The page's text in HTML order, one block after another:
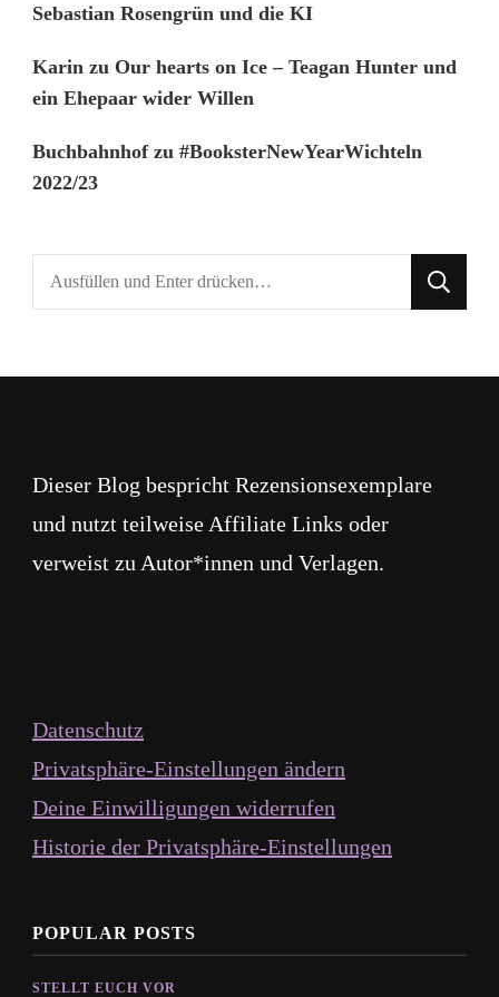
Sebastian Rosengrün und die KI
Karin zu Our hearts on Ice – Teagan Hunter und
ein Ehepaar wider Willen
Buchbahnhofzu #BooksterNewYearWichteln
2022/23
Suchst
du
Dieser Blog bespricht Rezensionsexemplare
und nutzt teilweise Affiliate Links oder
verweist zu Autor*innen und Verlagen.
Datenschutz
Privatsphäre-Einstellungen ändern
Deine Einwilligungen widerrufen
Historie der Privatsphäre-Einstellungen
POPULAR POSTS
STELLT EUCH VOR